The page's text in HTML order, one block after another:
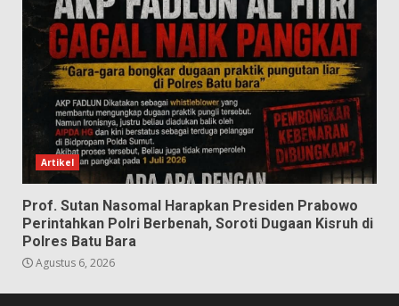
Artikel
Prof. Sutan Nasomal Harapkan Presiden Prabowo
Perintahkan Polri Berbenah, Soroti Dugaan Kisruh di
Polres Batu Bara
Agustus 6, 2026